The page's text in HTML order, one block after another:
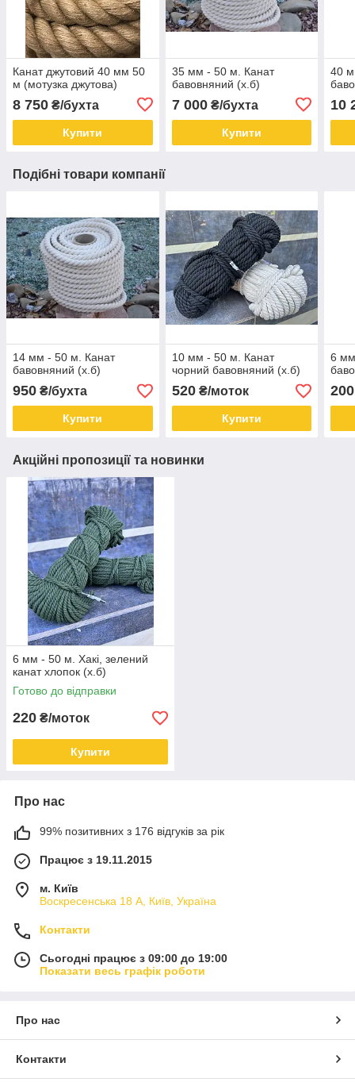
Канат джутовий 40 мм 50
м (мотузка джутова)
8 750 ₴/бухта
Купити
35 мм - 50 м. Канат
бавовняний (х.б)
7 000₴/бухта
Купити
40
10
Подібні товари компанії
14 мм - 50 м. Канат
бавовняний (х.б)
950 ₴/бухта
Купити
10 мм - 50 м. Канат
чорний бавовняний (х.б)
520₴/моток
Купити
6
200
Акційні пропозиції та новинки
6 мм - 50 м. Хакі, зелений
канат хлопок (х.б)
Готово до відправки
220 ₴/моток
Купити
Про нас
99% позитивних з 176 відгуків за рік
Працює з 19.11.2015
м. Київ
Воскресенська 18 А, Київ, Україна
Контакти
Сьогодні працює з 09:00 до 19:00
Показати весь графік роботи
Про нас
Контакти